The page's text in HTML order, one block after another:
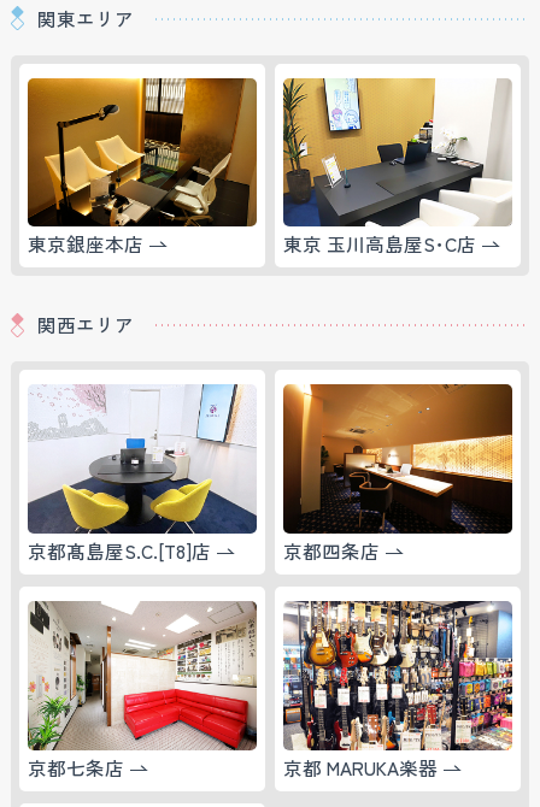
関東エリア
東京銀座本店 東京 玉川高島屋S･C店
関西エリア
京都髙島屋S.C.[T8]店 京都四条店
京都七条店 京都 MARUKA楽器